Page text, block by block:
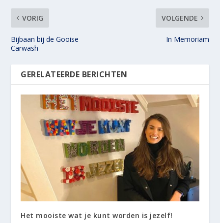
VORIG
Bijbaan bij de Gooise
Carwash
VOLGENDE
In Memoriam
GERELATEERDE BERICHTEN
Het mooiste wat je kunt worden is jezelf!